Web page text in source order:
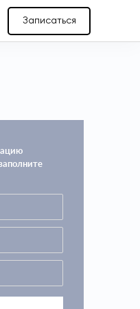
Записаться